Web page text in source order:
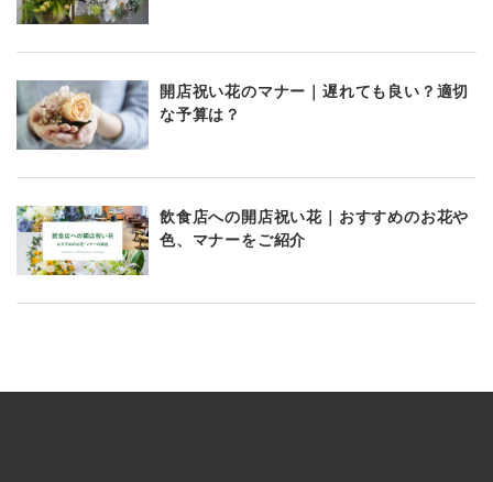
開店祝い花のマナー｜遅れても良い？適切
な予算は？
飲食店への開店祝い花｜おすすめのお花や
色、マナーをご紹介